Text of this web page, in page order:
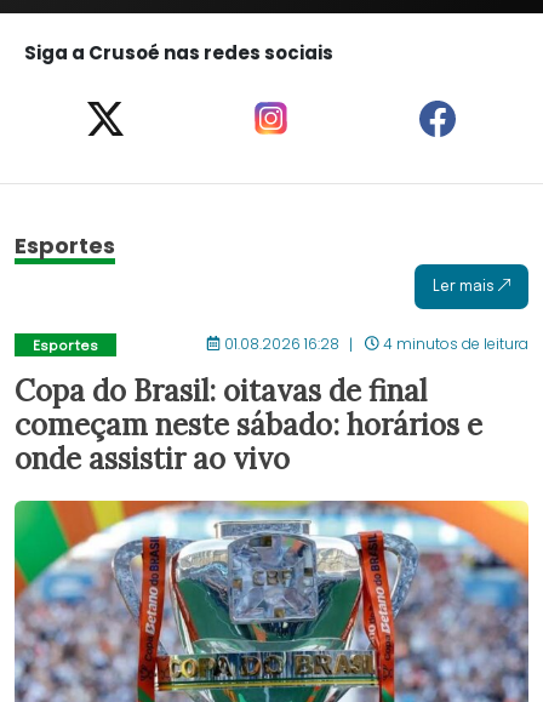
Siga a Crusoé nas redes sociais
Esportes
Ler mais
Esportes 01.08.2026 16:28 4 minutos de leitura
Copa do Brasil: oitavas de final
começam neste sábado: horários e
onde assistir ao vivo